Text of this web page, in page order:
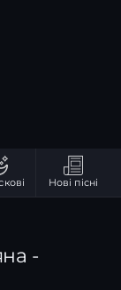
Нові пісні
-